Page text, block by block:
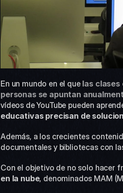
En un mundo en el que las clases
personas se apuntan
vídeos de YouTube pueden
educativas precisan de
Además, a los crecientes
documentales y bibliotecas con
Con el objetivo de no solo hacer
en la nube, denominados MAM